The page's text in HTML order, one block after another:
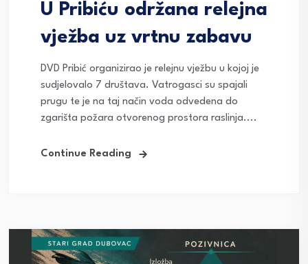
U Pribiću održana relejna
vježba uz vrtnu zabavu
DVD Pribić organizirao je relejnu vježbu u kojoj je
sudjelovalo 7 društava. Vatrogasci su spajali
prugu te je na taj način voda odvedena do
zgarišta požara otvorenog prostora raslinja....
Continue Reading